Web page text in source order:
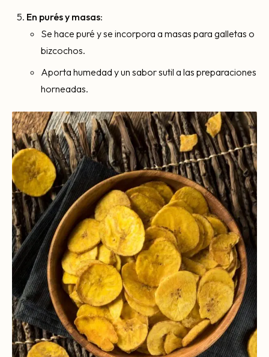
En purés y masas:
Se hace puré y se incorpora a masas para galletas o
bizcochos.
Aporta humedad y un sabor sutil a las preparaciones
horneadas.